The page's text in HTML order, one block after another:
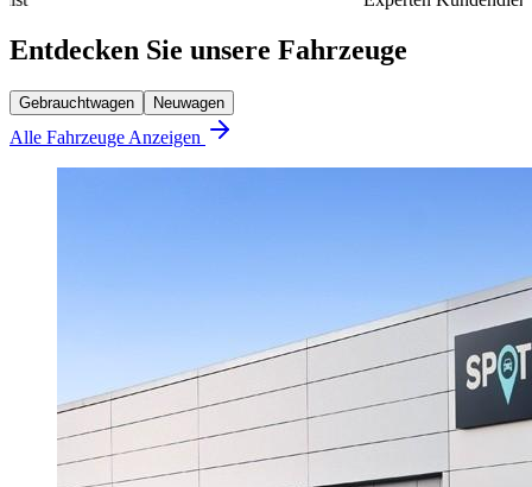
Entdecken Sie unsere Fahrzeuge
Gebrauchtwagen Neuwagen
Alle Fahrzeuge Anzeigen